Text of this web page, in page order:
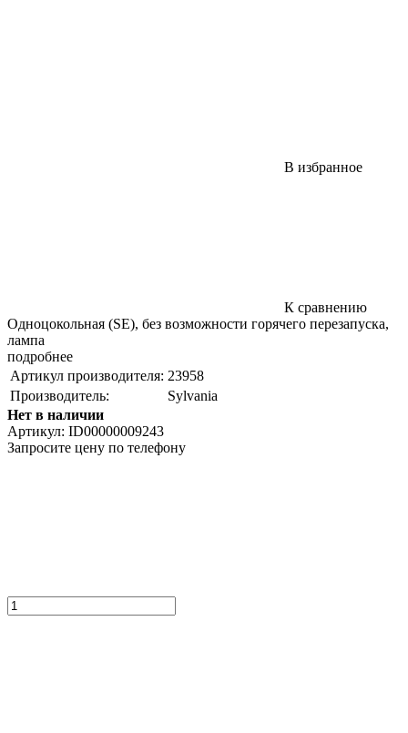
В избранное
К сравнению
Одноцокольная (SE), без возможности горячего перезапуска,
лампа
подробнее
Артикул производителя: 23958
Производитель:
Sylvania
Нет в наличии
Артикул: ID00000009243
Запросите цену по телефону